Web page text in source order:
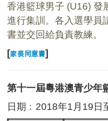
香港籃球男子 (U16)發
進行集訓。各入選學員
書並交回給負責教練。
[家長同意書]
第十一屆粵港澳青少年
日期﹕2018年1月19日